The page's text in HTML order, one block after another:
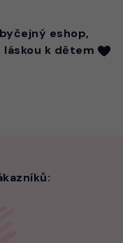
eshop,
láskou k dětem